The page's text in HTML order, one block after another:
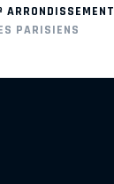
ARRONDISSEMENT
PARISIENS